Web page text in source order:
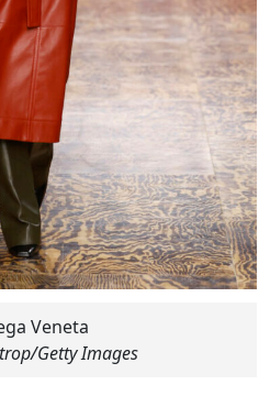
Veneta
Getty Images